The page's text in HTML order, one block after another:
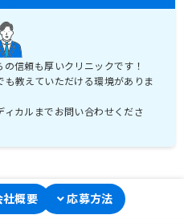
信頼も厚いクリニックです！
教えていただける環境がありま
カルまでお問い合わせくださ
社概要 応募方法